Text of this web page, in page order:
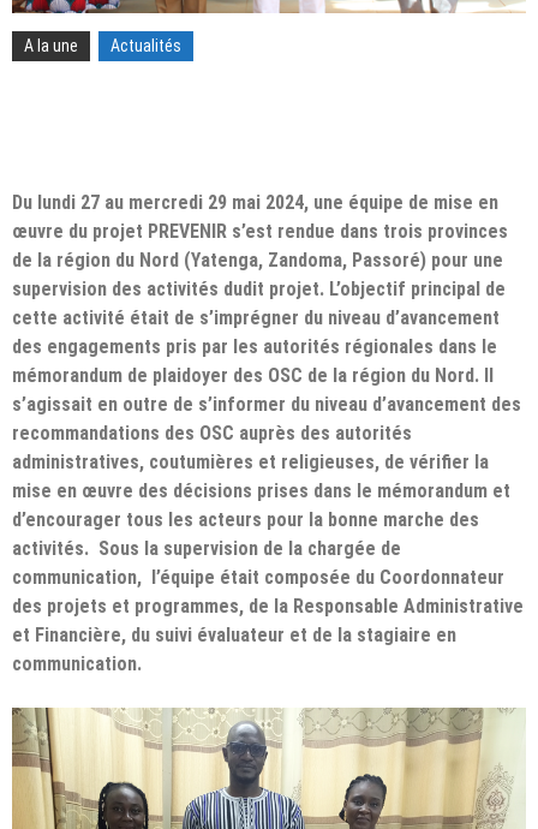
A la une Actualités
Du lundi 27 au mercredi 29 mai 2024, une équipe de mise en
œuvre du projet PREVENIR s’est rendue dans trois provinces
de la région du Nord (Yatenga, Zandoma, Passoré) pour une
supervision des activités dudit projet. L’objectif principal de
cette activité était de s’imprégner du niveau d’avancement
des engagements pris par les autorités régionales dans le
mémorandum de plaidoyer des OSC de la région du Nord. Il
s’agissait en outre de s’informer du niveau d’avancement des
recommandations des OSC auprès des autorités
administratives, coutumières et religieuses, de vérifier la
mise en œuvre des décisions prises dans le mémorandum et
d’encourager tous les acteurs pour la bonne marche des
activités. Sous la supervision de la chargée de
communication, l’équipe était composée du Coordonnateur
des projets et programmes, de la Responsable Administrative
et Financière, du suivi évaluateur et de la stagiaire en
communication.